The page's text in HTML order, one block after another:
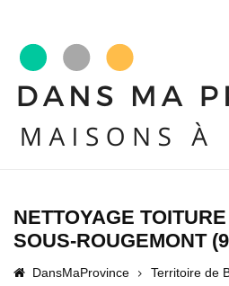
NETTOYAGE
SOUS-ROUGEMONT
DansMaProvince Territoire de